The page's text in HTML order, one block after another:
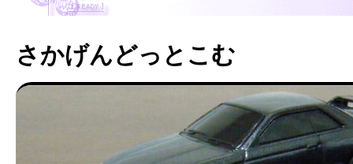
さかげんどっとこむ